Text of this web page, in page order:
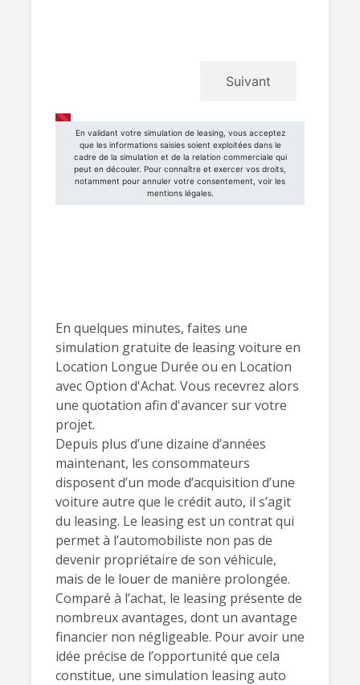
En quelques minutes, faites une
simulation gratuite de leasing voiture en
Location Longue Durée ou en Location
avec Option d'Achat. Vous recevrez alors
une quotation afin d'avancer sur votre
projet.
Depuis plus d’une dizaine d’années
maintenant, les consommateurs
disposent d’un mode d’acquisition d’une
voiture autre que le crédit auto, il s’agit
du leasing. Le leasing est un contrat qui
permet à l’automobiliste non pas de
devenir propriétaire de son véhicule,
mais de le louer de manière prolongée.
Comparé à l’achat, le leasing présente de
nombreux avantages, dont un avantage
financier non négligeable. Pour avoir une
idée précise de l’opportunité que cela
constitue, une simulation leasing auto